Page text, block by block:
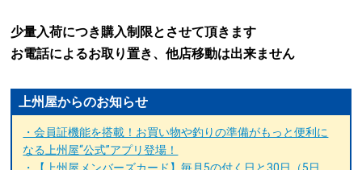
少量入荷につき購入制限とさせて頂きます
お電話によるお取り置き、他店移動は出来ません
上州屋からのお知らせ
・会員証機能を搭載！お買い物や釣りの準備がもっと便利に
なる上州屋“公式”アプリ登場！